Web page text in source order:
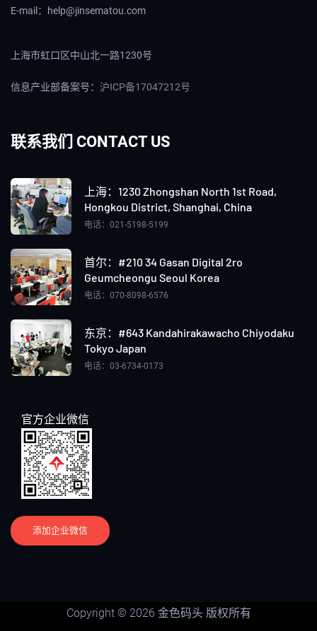
E-mail：help@jinsematou.com
上海市虹口区中山北一路1230号
信息产业部备案号： 沪ICP备17047212号
联系我们 CONTACT US
上海：‌1230 Zhongshan North 1st Road,
Hongkou District, Shanghai, China
电话：021-5198-5199
首尔：#210 34 Gasan Digital 2ro
Geumcheongu Seoul Korea
电话：070-8098-6576
东京：#643 Kandahirakawacho Chiyodaku
Tokyo Japan
电话：03-6734-0173
官方企业微信
添加企业微信
Copyright © 2026 金色码头 版权所有